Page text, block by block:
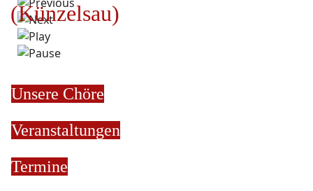
(Künzelsau)
Unsere Chöre
Veranstaltungen
Termine